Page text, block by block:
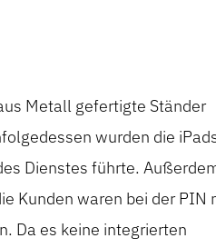
Metall gefertigte Ständer
wurden die
Dienstes führte.
Kunden waren bei der PIN
Da es keine integrierten